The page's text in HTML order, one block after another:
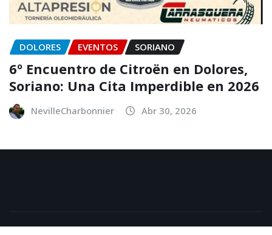
DOLORES EVENTOS SORIANO
6º Encuentro de Citroën en Dolores,
Soriano: Una Cita Imperdible en 2026
NevilleCharbonnier Abr 30, 2026